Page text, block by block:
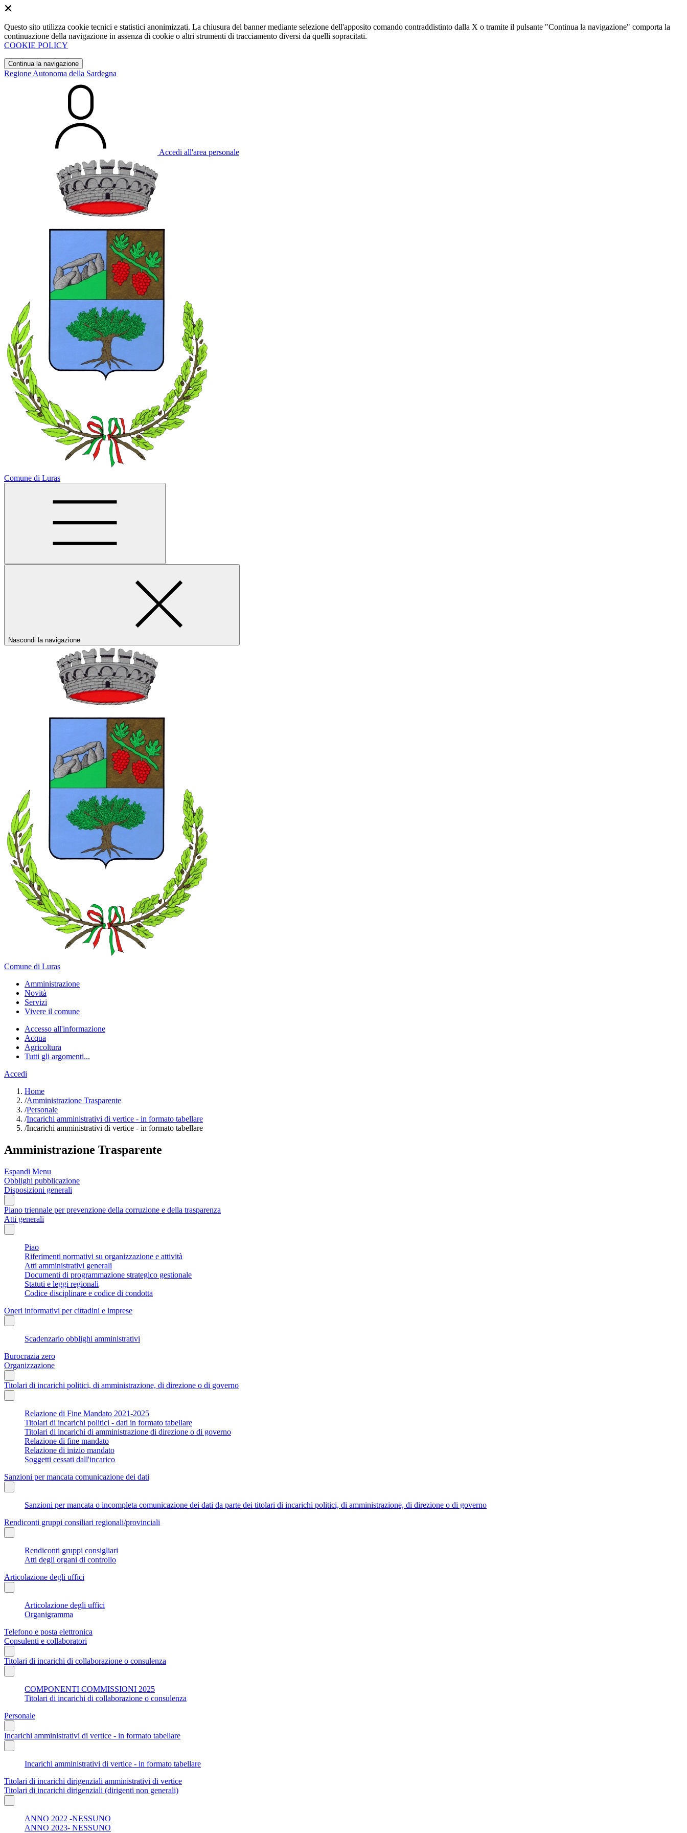
Questo sito utilizza cookie tecnici e statistici anonimizzati. La chiusura del banner mediante selezione dell'apposito comando contraddistinto dalla X o tramite il pulsante "Continua la navigazione" comporta la
continuazione della navigazione in assenza di cookie o altri strumenti di tracciamento diversi da quelli sopracitati.
COOKIE POLICY
Continua la navigazione
Regione Autonoma della Sardegna
Accedi all'area personale
Comune di Luras
Nascondi la navigazione
Comune di Luras
Amministrazione
Novità
Servizi
Vivere il comune
Accesso all'informazione
Acqua
Agricoltura
Tutti gli argomenti...
Accedi
Home
/Amministrazione Trasparente
/Personale
/Incarichi amministrativi di vertice - in formato tabellare
/Incarichi amministrativi di vertice - in formato tabellare
Amministrazione Trasparente
Espandi Menu
Obblighi pubblicazione
Disposizioni generali
Piano triennale per prevenzione della corruzione e della trasparenza
Atti generali
Piao
Riferimenti normativi su organizzazione e attività
Atti amministrativi generali
Documenti di programmazione strategico gestionale
Statuti e leggi regionali
Codice disciplinare e codice di condotta
Oneri informativi per cittadini e imprese
Scadenzario obblighi amministrativi
Burocrazia zero
Organizzazione
Titolari di incarichi politici, di amministrazione, di direzione o di governo
Relazione di Fine Mandato 2021-2025
Titolari di incarichi politici - dati in formato tabellare
Titolari di incarichi di amministrazione di direzione o di governo
Relazione di fine mandato
Relazione di inizio mandato
Soggetti cessati dall'incarico
Sanzioni per mancata comunicazione dei dati
Sanzioni per mancata o incompleta comunicazione dei dati da parte dei titolari di incarichi politici, di amministrazione, di direzione o di governo
Rendiconti gruppi consiliari regionali/provinciali
Rendiconti gruppi consigliari
Atti degli organi di controllo
Articolazione degli uffici
Articolazione degli uffici
Organigramma
Telefono e posta elettronica
Consulenti e collaboratori
Titolari di incarichi di collaborazione o consulenza
COMPONENTI COMMISSIONI 2025
Titolari di incarichi di collaborazione o consulenza
Personale
Incarichi amministrativi di vertice - in formato tabellare
Incarichi amministrativi di vertice - in formato tabellare
Titolari di incarichi dirigenziali amministrativi di vertice
Titolari di incarichi dirigenziali (dirigenti non generali)
ANNO 2022 -NESSUNO
ANNO 2023- NESSUNO